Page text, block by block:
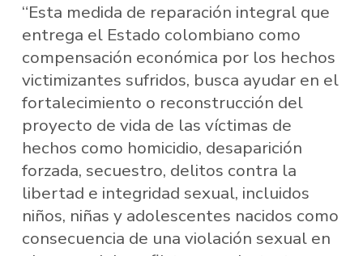
“Esta medida de reparación integral que
entrega el Estado colombiano como
compensación económica por los hechos
victimizantes sufridos, busca ayudar en el
fortalecimiento o reconstrucción del
proyecto de vida de las víctimas de
hechos como homicidio, desaparición
forzada, secuestro, delitos contra la
libertad e integridad sexual, incluidos
niños, niñas y adolescentes nacidos como
consecuencia de una violación sexual en